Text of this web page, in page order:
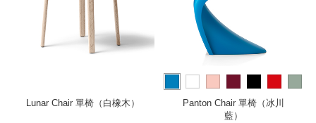
Lunar Chair 單椅（白橡木） more
Panton Chair 單椅（冰川
藍）